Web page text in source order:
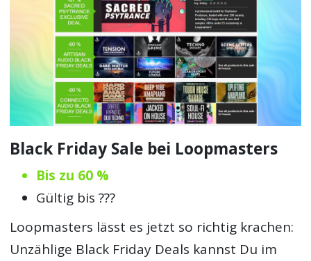
Black Friday Sale bei Loopmasters
Bis zu 60 %
Gültig bis ???
Loopmasters lässt es jetzt so richtig krachen:
Unzählige Black Friday Deals kannst Du im